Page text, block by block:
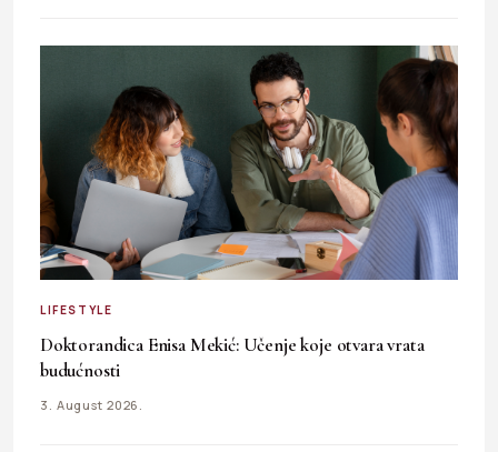
LIFESTYLE
Doktorandica Enisa Mekić: Učenje koje otvara vrata
budućnosti
3. August 2026.